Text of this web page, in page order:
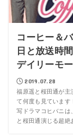
コーヒー＆
日と放送時
デイリーモ
2019.07.28
福原遥と桜田通が主
て何度も見ています
写ドラマコヒバニは
と桜田通演じる超絶